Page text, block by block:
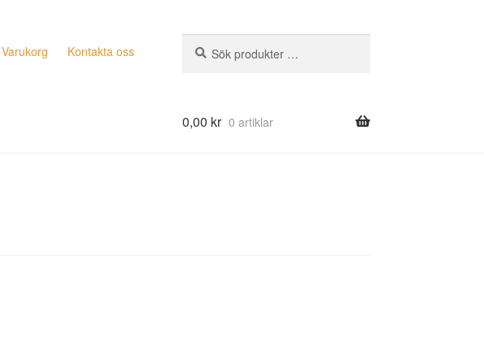
Varukorg Kontakta oss
efter:
0,00 kr 0 artiklar